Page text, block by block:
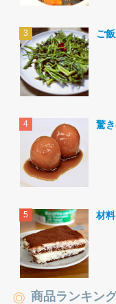
ご
驚
材
商品ランキン